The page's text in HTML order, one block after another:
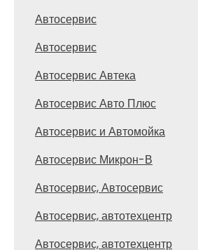
Автосервис
Автосервис
Автосервис Автека
Автосервис Авто Плюс
Автосервис и Автомойка
Автосервис Микрон-В
Автосервис, Автосервис
Автосервис, автотехцентр
Автосервис, автотехцентр